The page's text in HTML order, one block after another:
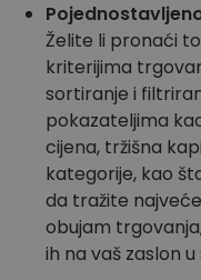
Želite li pronaći
kriterijima
sortiranje i
pokazateljima
cijena, tržišna
kategorije, kao
da tražite
obujam
ih na vaš zaslon